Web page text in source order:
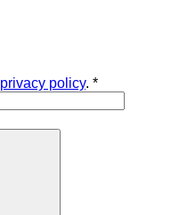
privacy policy. *